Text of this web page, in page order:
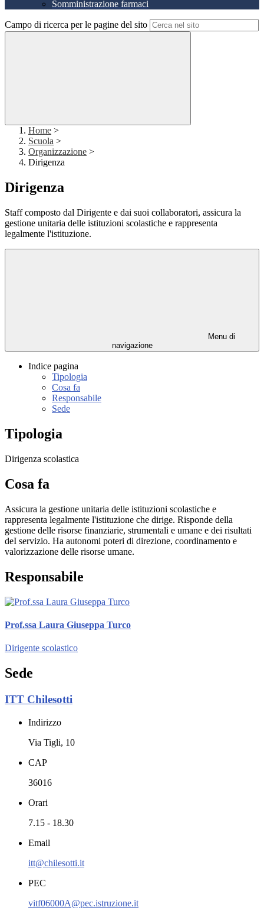
Somministrazione farmaci
Campo di ricerca per le pagine del sito
Home >
Scuola >
Organizzazione >
Dirigenza
Dirigenza
Staff composto dal Dirigente e dai suoi collaboratori, assicura la
gestione unitaria delle istituzioni scolastiche e rappresenta
legalmente l'istituzione.
Menu di
navigazione
Indice pagina
Tipologia
Cosa fa
Responsabile
Sede
Tipologia
Dirigenza scolastica
Cosa fa
Assicura la gestione unitaria delle istituzioni scolastiche e
rappresenta legalmente l'istituzione che dirige. Risponde della
gestione delle risorse finanziarie, strumentali e umane e dei risultati
deI servizio. Ha autonomi poteri di direzione, coordinamento e
valorizzazione delle risorse umane.
Responsabile
Prof.ssa Laura Giuseppa Turco
Dirigente scolastico
Sede
ITT Chilesotti
Indirizzo
Via Tigli, 10
CAP
36016
Orari
7.15 - 18.30
Email
itt@chilesotti.it
PEC
vitf06000A@pec.istruzione.it